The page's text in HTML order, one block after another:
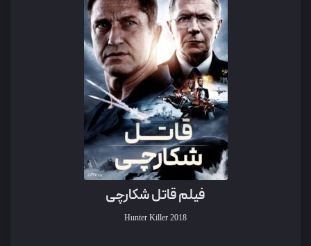
فیلم قاتل شکارچی
Hunter Killer 2018